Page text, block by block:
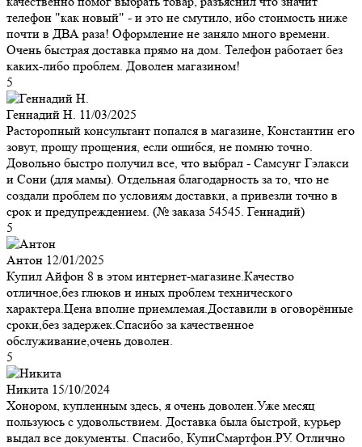
телефон "как новый" - и это не смутило, ибо стоимость ниже
почти в ДВА раза! Оформление не заняло много времени.
Очень быстрая доставка прямо на дом. Телефон работает без
каких-либо проблем. Доволен магазином!
5
Геннадий Н. 11/03/2025
Расторопный консультант попался в магазине, Константин его
зовут, прощу прощения, если ошибся, не помню точно.
Довольно быстро получил все, что выбрал - Самсунг Гэлакси
и Сони (для мамы). Отдельная благодарность за то, что не
создали проблем по условиям доставки, а привезли точно в
срок и предупреждением. (№ заказа 54545. Геннадий)
5
Антон 12/01/2025
Купил Айфон 8 в этом интернет-магазине.Качество
отличное,без глюков и иных проблем технического
характера.Цена вполне приемлемая.Доставили в оговорённые
сроки,без задержек.Спасибо за качественное
обслуживание,очень доволен.
5
Никита 15/10/2024
Хонором, купленным здесь, я очень доволен.Уже месяц
пользуюсь с удовольствием. Доставка была быстрой, курьер
выдал все документы. Спасибо, КупиСмартфон.РУ. Отлично